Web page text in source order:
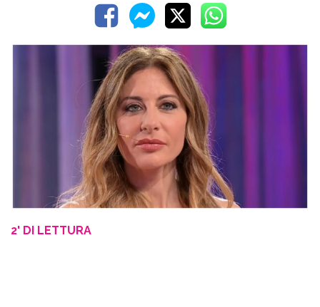
2' DI LETTURA